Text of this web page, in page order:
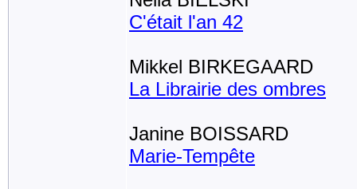
C'était l'an 42
Mikkel BIRKEGAARD
La Librairie des ombres
Janine BOISSARD
Marie-Tempête